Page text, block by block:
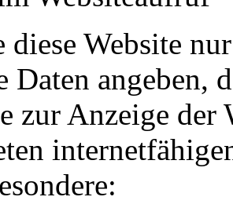
diese Website
Daten angeben,
zur Anzeige der